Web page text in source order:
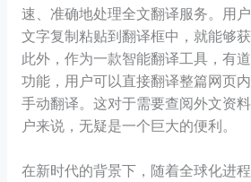
速、准确地处理全文翻译服务。用
文字复制粘贴到翻译框中，就能够
此外，作为一款智能翻译工具，有
功能，用户可以直接翻译整篇网页
手动翻译。这对于需要查阅外文资
户来说，无疑是一个巨大的便利。
在新时代的背景下，随着全球化进